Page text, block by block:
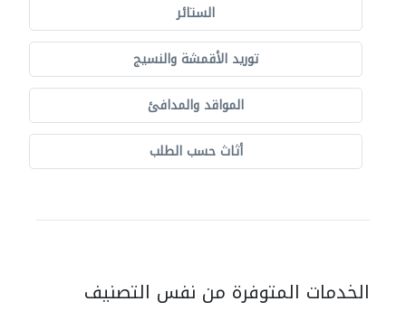
الستائر
توريد الأقمشة والنسيج
المواقد والمدافئ
أثاث حسب الطلب
الخدمات المتوفرة من نفس التصنيف